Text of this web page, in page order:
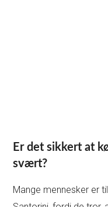
Er det sikkert at
svært?
Mange mennesker er